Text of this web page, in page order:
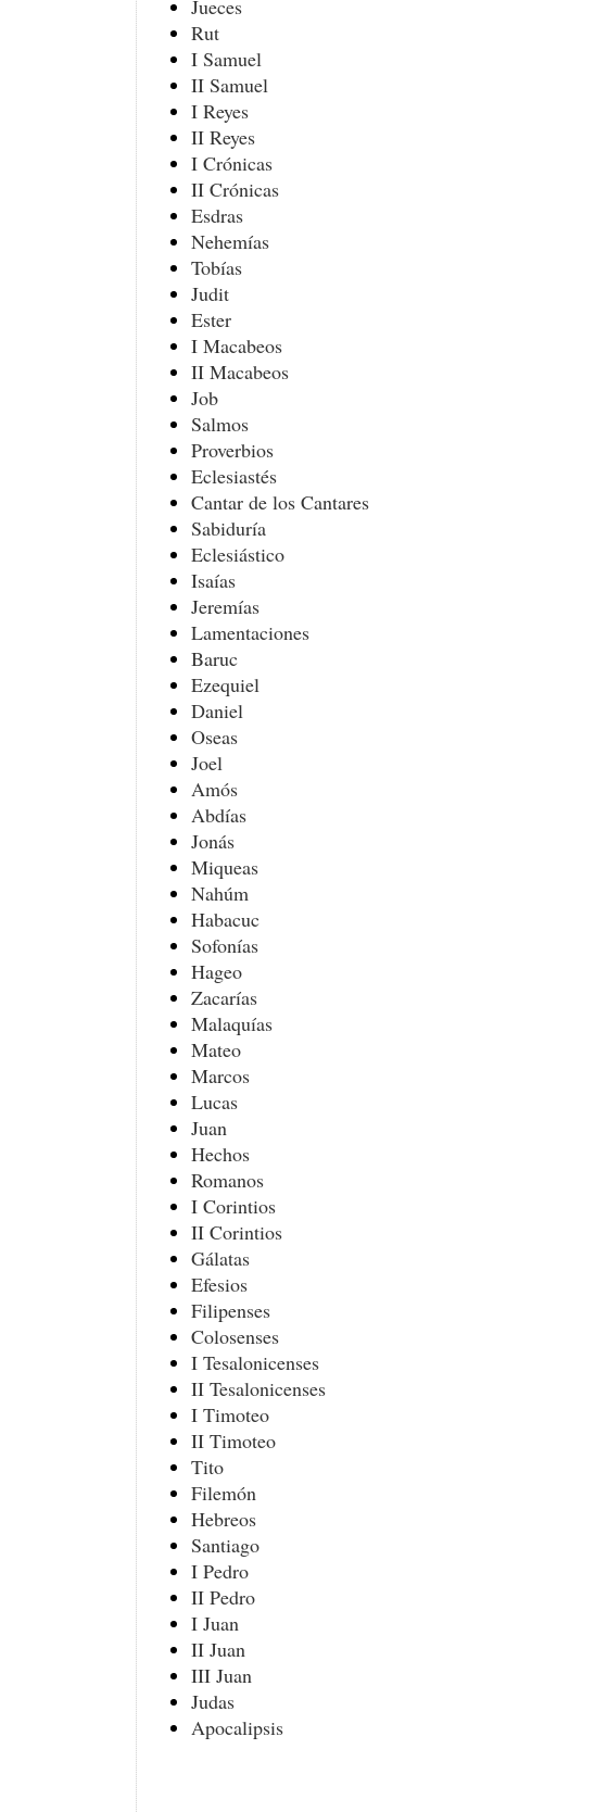
Jueces
Rut
I Samuel
II Samuel
I Reyes
II Reyes
I Crónicas
II Crónicas
Esdras
Nehemías
Tobías
Judit
Ester
I Macabeos
II Macabeos
Job
Salmos
Proverbios
Eclesiastés
Cantar de los Cantares
Sabiduría
Eclesiástico
Isaías
Jeremías
Lamentaciones
Baruc
Ezequiel
Daniel
Oseas
Joel
Amós
Abdías
Jonás
Miqueas
Nahúm
Habacuc
Sofonías
Hageo
Zacarías
Malaquías
Mateo
Marcos
Lucas
Juan
Hechos
Romanos
I Corintios
II Corintios
Gálatas
Efesios
Filipenses
Colosenses
I Tesalonicenses
II Tesalonicenses
I Timoteo
II Timoteo
Tito
Filemón
Hebreos
Santiago
I Pedro
II Pedro
I Juan
II Juan
III Juan
Judas
Apocalipsis